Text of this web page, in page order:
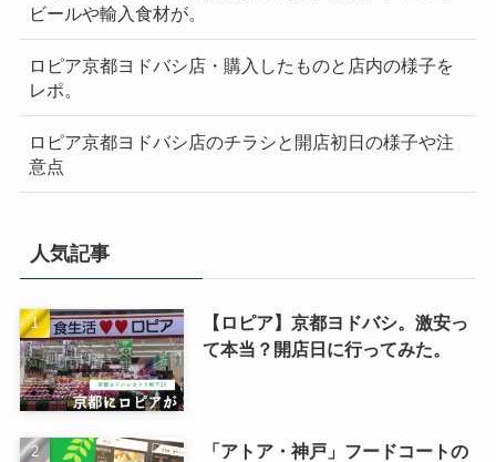
ビールや輸入食材が。
ロピア京都ヨドバシ店・購入したものと店内の様子を
レポ。
ロピア京都ヨドバシ店のチラシと開店初日の様子や注
意点
人気記事
【ロピア】京都ヨドバシ。激安っ
て本当？開店日に行ってみた。
「アトア・神戸」フードコートの